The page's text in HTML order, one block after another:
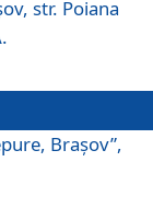
str. Poiana
Braşov”,